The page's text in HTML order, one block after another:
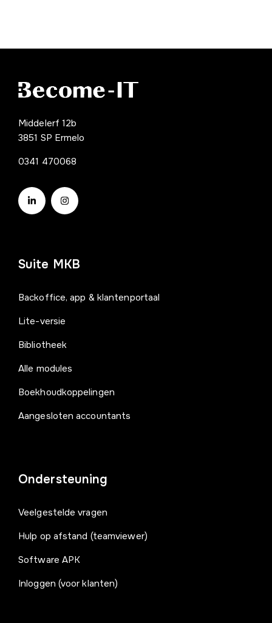
Middelerf 12b
3851 SP Ermelo
0341 470068
Suite MKB
Backoffice, app & klantenportaal
Lite-versie
Bibliotheek
Alle modules
Boekhoudkoppelingen
Aangesloten accountants
Ondersteuning
Veelgestelde vragen
Hulp op afstand (teamviewer)
Software APK
Inloggen (voor klanten)